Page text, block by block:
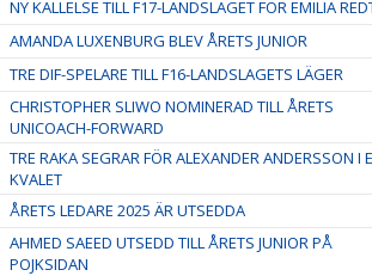
NY KALLELSE TILL F17-LANDSLAGET FÖR EMILIA
AMANDA LUXENBURG BLEV ÅRETS JUNIOR
TRE DIF-SPELARE TILL F16-LANDSLAGETS LÄGER
CHRISTOPHER SLIWO NOMINERAD TILL ÅRETS
UNICOACH-FORWARD
TRE RAKA SEGRAR FÖR ALEXANDER ANDERSSON I
KVALET
ÅRETS LEDARE 2025 ÄR UTSEDDA
AHMED SAEED UTSEDD TILL ÅRETS JUNIOR PÅ
POJKSIDAN